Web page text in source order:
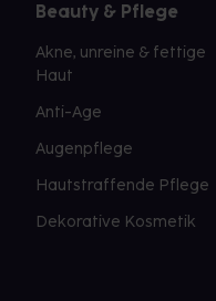
Beauty & Pflege
Akne, unreine & fettige
Haut
Anti-Age
Augenpflege
Hautstraffende Pflege
Dekorative Kosmetik